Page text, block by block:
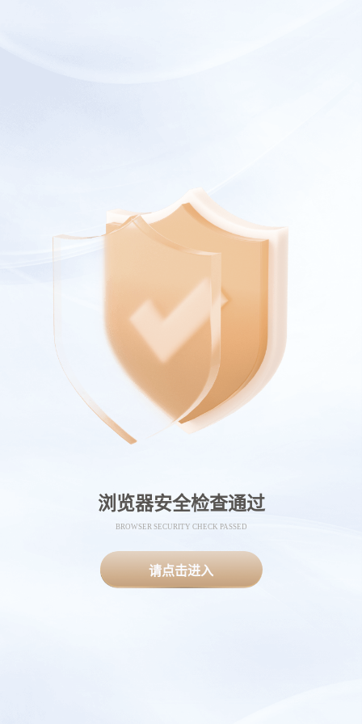
浏览器安全检查通过
BROWSER SECURITY CHECK PASSED
请点击进入